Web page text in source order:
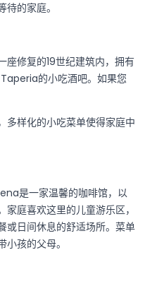
的家庭。
座修复的19世纪建筑内，拥有
的小吃酒吧。如果您
多样化的小吃菜单使得家庭中
是一家温馨的咖啡馆，以
庭喜欢这里的儿童游乐区，
或日间休息的舒适场所。菜单
孩的父母。